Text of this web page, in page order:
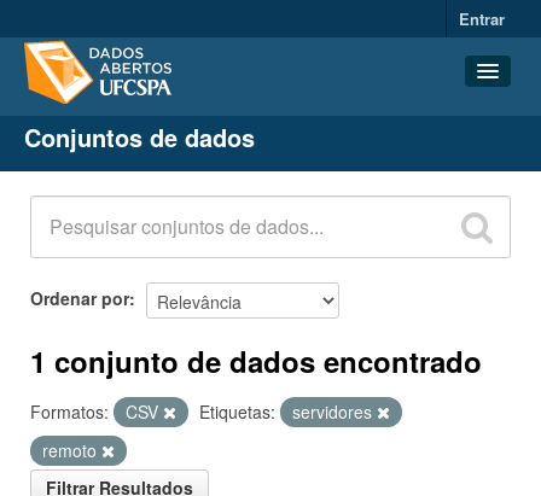
Entrar
Conjuntos de dados
Organizações
Grupos
Sobre
Conjuntos de dados
Ordenar por
1 conjunto de dados encontrado
Formatos: CSV Etiquetas:
servidores
remoto
Filtrar Resultados